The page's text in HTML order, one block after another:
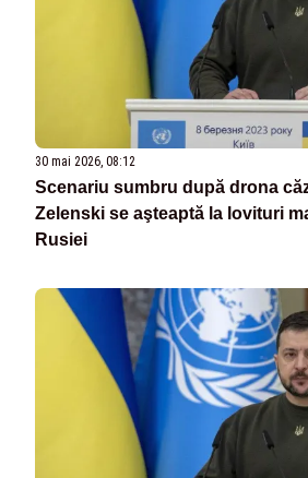
30 mai 2026, 08:12
Scenariu sumbru după drona
Zelenski se aşteaptă la lovituri
Rusiei